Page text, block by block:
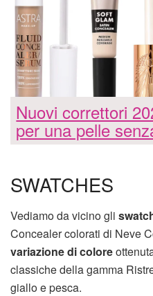
Nuovi correttori
per una pelle
SWATCHES
Vediamo da vicino gli
Concealer colorati di Neve
variazione di colore
classiche della gamma
giallo e pesca.